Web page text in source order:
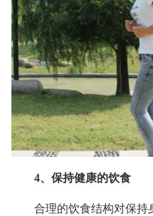
4、保持健康的饮食
合理的饮食结构对保持